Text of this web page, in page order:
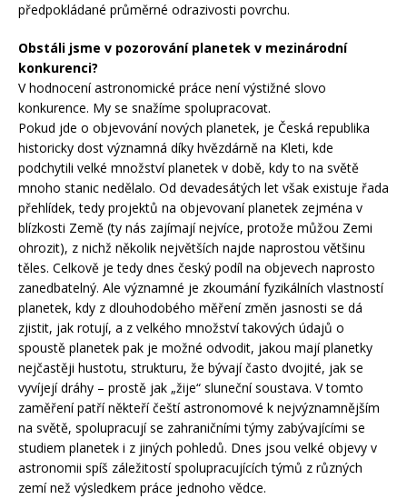
předpokládané průměrné odrazivosti povrchu.
Obstáli jsme v pozorování planetek v mezinárodní
konkurenci?
V hodnocení astronomické práce není výstižné slovo
konkurence. My se snažíme spolupracovat.
Pokud jde o objevování nových planetek, je Česká republika
historicky dost významná díky hvězdárně na Kleti, kde
podchytili velké množství planetek v době, kdy to na světě
mnoho stanic nedělalo. Od devadesátých let však existuje řada
přehlídek, tedy projektů na objevovaní planetek zejména v
blízkosti Země (ty nás zajímají nejvíce, protože můžou Zemi
ohrozit), z nichž několik největších najde naprostou většinu
těles. Celkově je tedy dnes český podíl na objevech naprosto
zanedbatelný. Ale významné je zkoumání fyzikálních vlastností
planetek, kdy z dlouhodobého měření změn jasnosti se dá
zjistit, jak rotují, a z velkého množství takových údajů o
spoustě planetek pak je možné odvodit, jakou mají planetky
nejčastěji hustotu, strukturu, že bývají často dvojité, jak se
vyvíjejí dráhy – prostě jak „žije“ sluneční soustava. V tomto
zaměření patří někteří čeští astronomové k nejvýznamnějším
na světě, spolupracují se zahraničními týmy zabývajícími se
studiem planetek i z jiných pohledů. Dnes jsou velké objevy v
astronomii spíš záležitostí spolupracujících týmů z různých
zemí než výsledkem práce jednoho vědce.